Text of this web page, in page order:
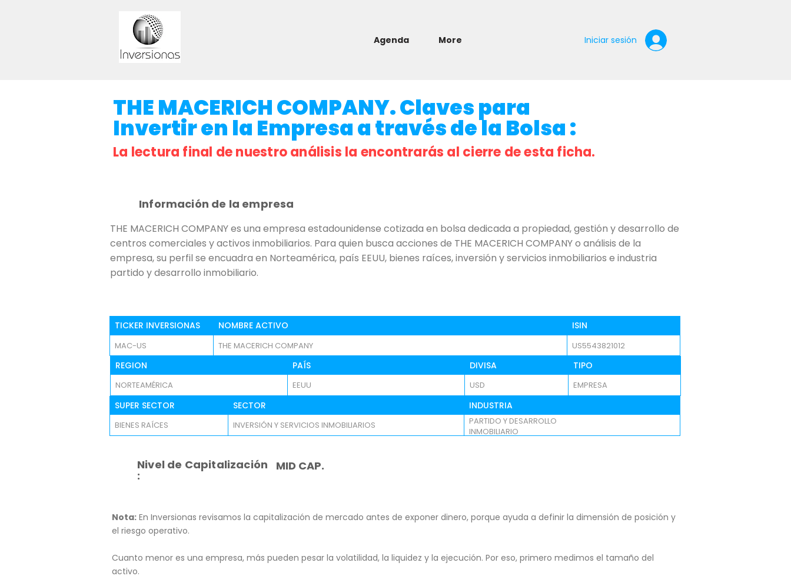
Agenda More Iniciar sesión
THE MACERICH COMPANY. Claves para
Invertir en la Empresa a través de la Bolsa :
La lectura final de nuestro análisis la encontrarás al cierre de esta ficha.
Información de la empresa
THE MACERICH COMPANY es una empresa estadounidense cotizada en bolsa dedicada a propiedad, gestión y desarrollo de
centros comerciales y activos inmobiliarios. Para quien busca acciones de THE MACERICH COMPANY o análisis de la
empresa, su perfil se encuadra en Norteamérica, país EEUU, bienes raíces, inversión y servicios inmobiliarios e industria
partido y desarrollo inmobiliario.
TICKER INVERSIONAS NOMBRE ACTIVO ISIN
MAC-US THE MACERICH COMPANY US5543821012
REGION PAÍS DIVISA TIPO
NORTEAMÉRICA EEUU USD EMPRESA
SUPER SECTOR SECTOR INDUSTRIA
BIENES RAÍCES INVERSIÓN Y SERVICIOS INMOBILIARIOS
PARTIDO Y DESARROLLO
INMOBILIARIO
Nivel de Capitalización
:
MID CAP.
Nota: En Inversionas revisamos la capitalización de mercado antes de exponer dinero, porque ayuda a definir la dimensión de posición y
el riesgo operativo.
Cuanto menor es una empresa, más pueden pesar la volatilidad, la liquidez y la ejecución. Por eso, primero medimos el tamaño del
activo.